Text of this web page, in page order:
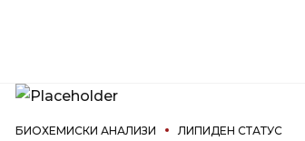
БИОХЕМИСКИ АНАЛИЗИ ЛИПИДЕН СТАТУС